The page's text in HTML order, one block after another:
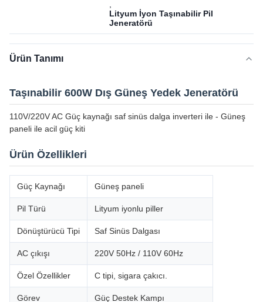
Lityum İyon Taşınabilir Pil
Jeneratörü
Ürün Tanımı
Taşınabilir 600W Dış Güneş Yedek Jeneratörü
110V/220V AC Güç kaynağı saf sinüs dalga inverteri ile - Güneş
paneli ile acil güç kiti
Ürün Özellikleri
Güç Kaynağı Güneş paneli
Pil Türü Lityum iyonlu piller
Dönüştürücü Tipi Saf Sinüs Dalgası
AC çıkışı 220V 50Hz / 110V 60Hz
Özel Özellikler C tipi, sigara çakıcı.
Görev Güç Destek Kampı